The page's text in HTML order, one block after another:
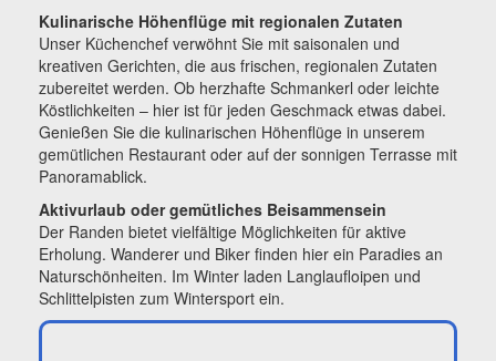
Kulinarische Höhenflüge mit regionalen Zutaten
Unser Küchenchef verwöhnt Sie mit saisonalen und
kreativen Gerichten, die aus frischen, regionalen Zutaten
zubereitet werden. Ob herzhafte Schmankerl oder leichte
Köstlichkeiten – hier ist für jeden Geschmack etwas dabei.
Genießen Sie die kulinarischen Höhenflüge in unserem
gemütlichen Restaurant oder auf der sonnigen Terrasse mit
Panoramablick.
Aktivurlaub oder gemütliches Beisammensein
Der Randen bietet vielfältige Möglichkeiten für aktive
Erholung. Wanderer und Biker finden hier ein Paradies an
Naturschönheiten. Im Winter laden Langlaufloipen und
Schlittelpisten zum Wintersport ein.